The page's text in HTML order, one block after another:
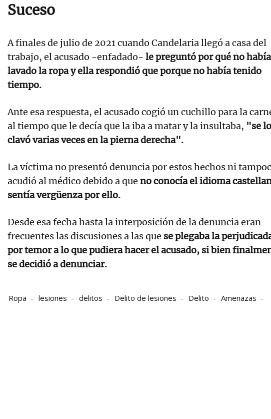
Suceso
A finales de julio de 2021 cuando Candelaria llegó a casa del
trabajo, el acusado -enfadado- le preguntó por qué no había
lavado la ropa y ella respondió que porque no había tenido
tiempo.
Ante esa respuesta, el acusado cogió un cuchillo para la
al tiempo que le decía que la iba a matar y la insultaba, "se lo
clavó varias veces en la pierna derecha".
La víctima no presentó denuncia por estos hechos ni
acudió al médico debido a que no conocía el idioma
sentía vergüenza por ello.
Desde esa fecha hasta la interposición de la denuncia eran
frecuentes las discusiones a las que se plegaba la
por temor a lo que pudiera hacer el acusado, si bien
se decidió a denunciar.
Ropa lesiones delitos Delito de lesiones Delito
Amenazas